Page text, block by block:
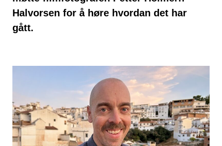
Halvorsen for å høre hvordan det har
gått.